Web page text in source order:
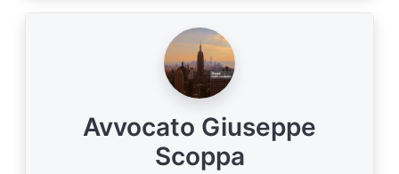
Avvocato Giuseppe
Scoppa